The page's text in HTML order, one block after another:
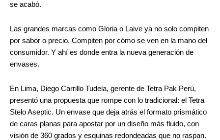
se acabó.
Las grandes marcas como Gloria o Laive ya no solo compiten
por sabor o precio. Compiten por cómo se ven en la mano del
consumidor. Y ahí es donde entra la nueva generación de
envases.
En Lima, Diego Carrillo Tudela, gerente de Tetra Pak Perú,
presentó una propuesta que rompe con lo tradicional: el Tetra
Stelo Aseptic. Un envase que deja atrás el formato prismático
de caras planas para apostar por un diseño más fluido, con
visión de 360 grados y esquinas redondeadas que no raspan.